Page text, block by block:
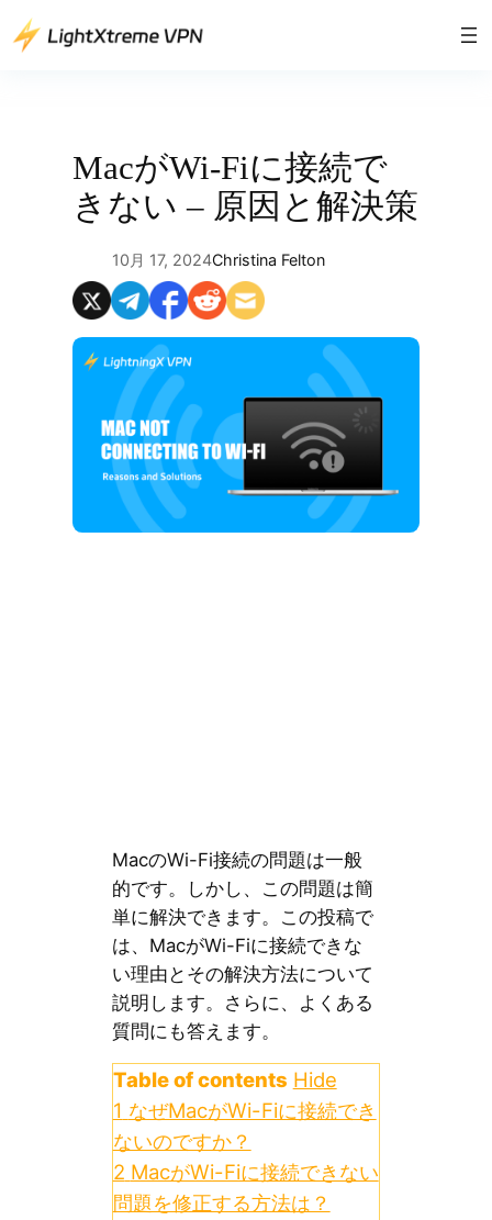
容
MacがWi-Fiに接続で
きない – 原因と解決策
10月 17, 2024Christina Felton
MacのWi-Fi接続の問題は一般
的です。しかし、この問題は簡
単に解決できます。この投稿で
は、MacがWi-Fiに接続できな
い理由とその解決方法について
説明します。さらに、よくある
質問にも答えます。
Table of contents Hide
1 なぜMacがWi-Fiに接続でき
ないのですか？
2 MacがWi-Fiに接続できない
問題を修正する方法は？